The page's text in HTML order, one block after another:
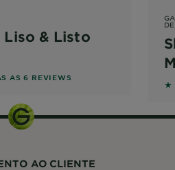
Liso & Listo
based on reviews
AS 6 REVIEWS
5
AO CLIENTE